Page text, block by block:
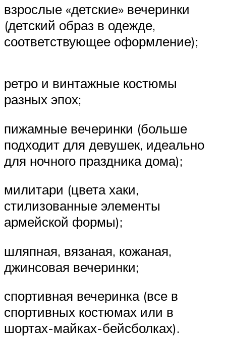
взрослые «детские» вечеринки
(детский образ в одежде,
соответствующее оформление);
ретро и винтажные костюмы
разных эпох;
пижамные вечеринки (больше
подходит для девушек, идеально
для ночного праздника дома);
милитари (цвета хаки,
стилизованные элементы
армейской формы);
шляпная, вязаная, кожаная,
джинсовая вечеринки;
спортивная вечеринка (все в
спортивных костюмах или в
шортах-майках-бейсболках).